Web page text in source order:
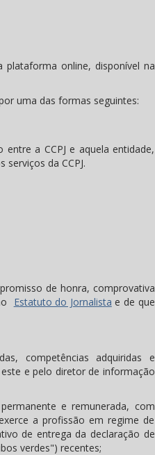
online, disponível na
uma das formas seguintes:
a CCPJ e aquela entidade,
da CCPJ.
de honra, comprovativa
Estatuto do Jornalista e de que
competências adquiridas e
e pelo diretor de informação
e remunerada, com
a profissão em regime de
de entrega da declaração de
verdes") recentes;